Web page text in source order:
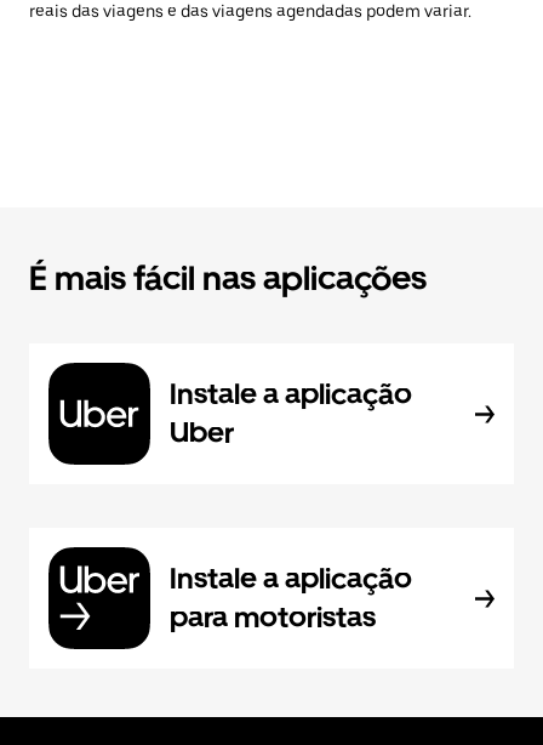
reais das viagens e das viagens agendadas podem variar.
É mais fácil nas aplicações
Instale a aplicação
Uber
Instale a aplicação
para motoristas